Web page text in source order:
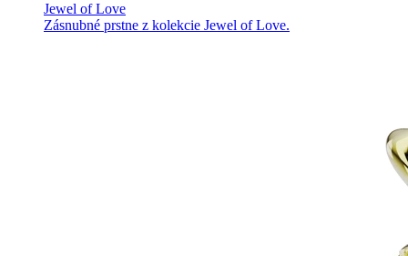
Jewel of Love
Zásnubné prstne z kolekcie Jewel of Love.